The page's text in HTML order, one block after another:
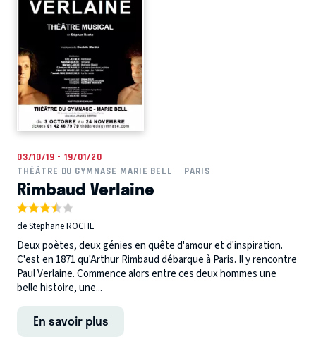
03/10/19 - 19/01/20
THÉÂTRE DU GYMNASE MARIE BELL
PARIS
Rimbaud Verlaine
de Stephane ROCHE
Deux poètes, deux génies en quête d'amour et d'inspiration.
C'est en 1871 qu'Arthur Rimbaud débarque à Paris. Il y rencontre
Paul Verlaine. Commence alors entre ces deux hommes une
belle histoire, une...
En savoir plus